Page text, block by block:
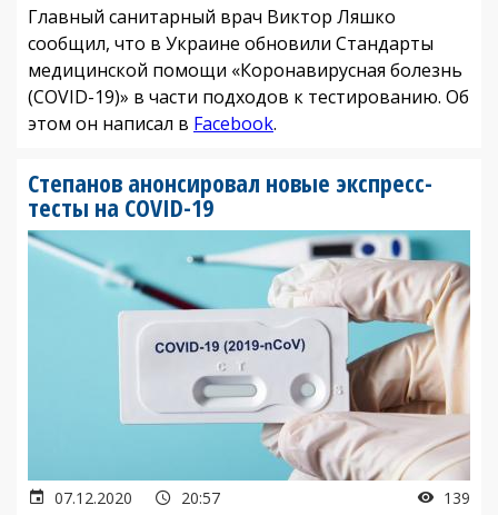
Главный санитарный врач Виктор Ляшко
сообщил, что в Украине обновили Стандарты
медицинской помощи «Коронавирусная болезнь
(COVID-19)» в части подходов к тестированию. Об
этом он написал в Facebook.
Степанов анонсировал новые экспресс-
тесты на COVID-19
07.12.2020 20:57 139